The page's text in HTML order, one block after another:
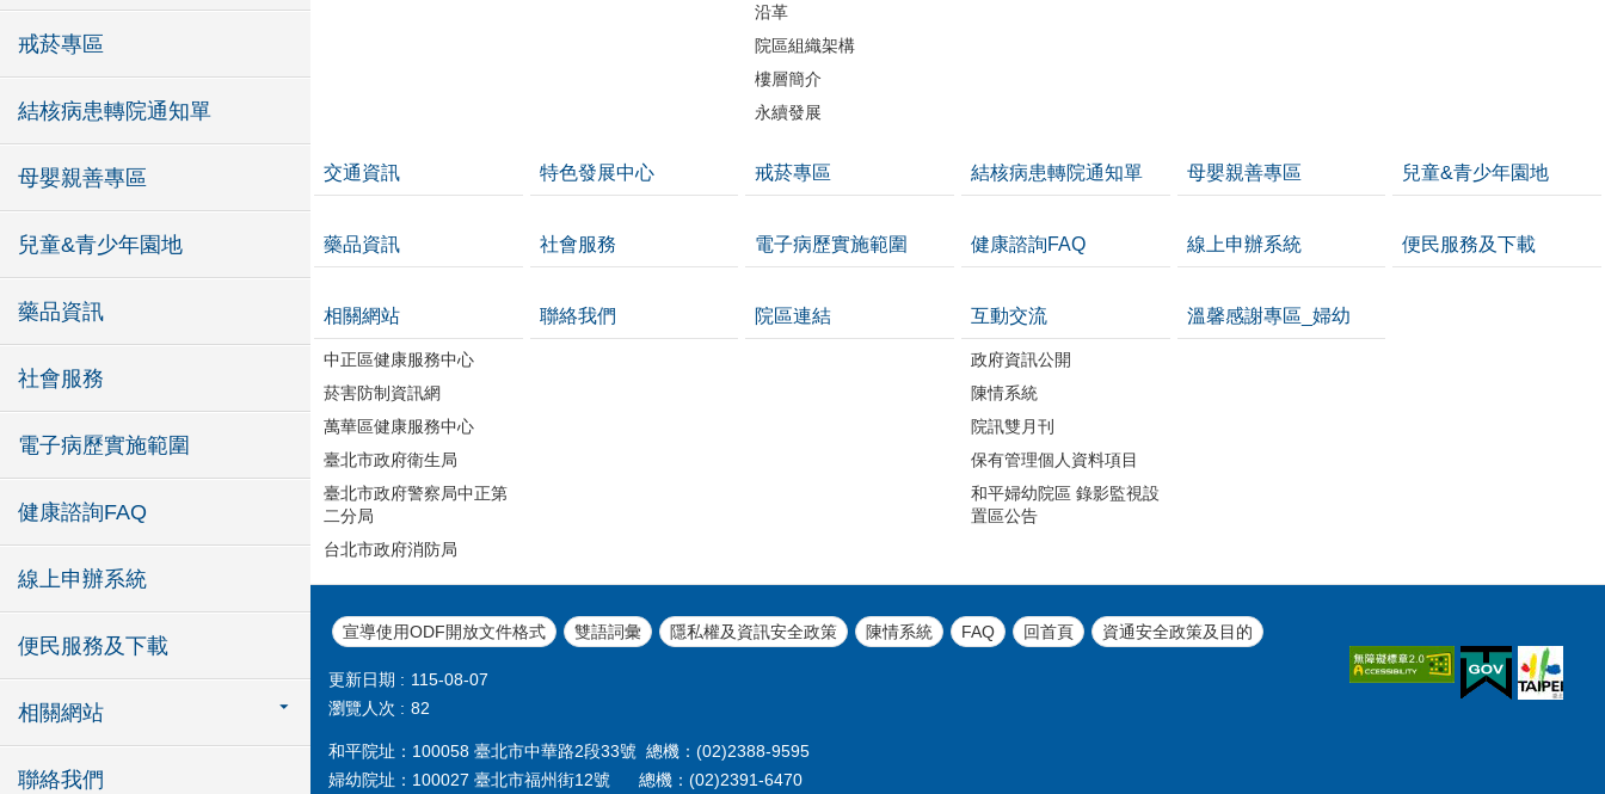
戒菸專區
結核病患轉院通知單
母嬰親善專區
兒童&青少年園地
藥品資訊
社會服務
電子病歷實施範圍
健康諮詢FAQ
線上申辦系統
便民服務及下載
相關網站
聯絡我們
沿革
院區組織架構
樓層簡介
永續發展
交通資訊 特色發展中心 戒菸專區 結核病患轉院通知單 母嬰親善專區 兒童&青少年園地
藥品資訊 社會服務 電子病歷實施範圍 健康諮詢FAQ 線上申辦系統 便民服務及下載
相關網站
中正區健康服務中心
菸害防制資訊網
萬華區健康服務中心
臺北市政府衛生局
臺北市政府警察局中正第
二分局
台北市政府消防局
聯絡我們 院區連結 互動交流
政府資訊公開
陳情系統
院訊雙月刊
保有管理個人資料項目
和平婦幼院區 錄影監視設
置區公告
溫馨感謝專區_婦幼
宣導使用ODF開放文件格式 雙語詞彙 隱私權及資訊安全政策 陳情系統 FAQ 回首頁 資通安全政策及目的
更新日期
115-08-07
瀏覽人次
82
和平院址：100058 臺北市中華路2段33號 總機：(02)2388-9595
婦幼院址：100027 臺北市福州街12號 總機：(02)2391-6470